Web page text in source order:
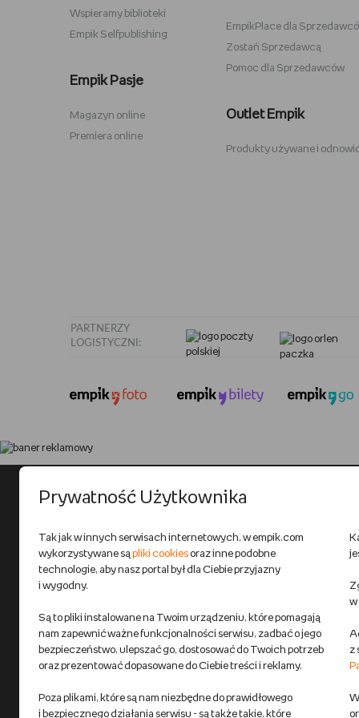
Zabawki Psi Patrol
Wspieramy biblioteki
Empik Selfpublishing
Empik Pasje
Magazyn online
Premiera online
EmpikPlace dla
Zostań Sprzedawcą
Pomoc dla Sprzedawców
Outlet Empik
Produkty używane i
PARTNERZY
LOGISTYCZNI:
Prywatność Użytkownika
Tak jak w innych serwisach internetowych, w empik.com
wykorzystywane sąpliki cookiesoraz inne podobne
technologie, aby nasz portal był dla Ciebie przyjazny
i wygodny.
Są to pliki instalowane na Twoim urządzeniu, które pomagają
nam zapewnić ważne funkcjonalności serwisu, zadbać o jego
bezpieczeństwo, ulepszać go, dostosować do Twoich potrzeb
oraz prezentować dopasowane do Ciebie treści i reklamy.
Poza plikami, które są nam niezbędne do prawidłowego
i bezpiecznego działania serwisu - są także takie, które
w
z